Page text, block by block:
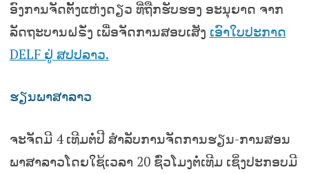
ອົງການຈັດຕັ້ງແຫ່ງດຽວ ທີ່ຖືກຮັບຮອງ ອະນຸຍາດ ຈາກ
ລັດຖະບານຝຣັ່ງ ເພື່ອຈັດການສອບເສັງ ເອົາໃບປະກາດ
DELF ຢູ່ ສປປລາວ.
ຮຽນພາສາລາວ
ຈະຈັດມີ 4 ເທີມຕໍ່ປີ ສຳລັບການຈັດການຮຽນ-ການສອນ
ພາສາລາວໂດຍໃຊ້ເວລາ 20 ຊົ່ວໂມງຕໍ່ເທີມ ເຊິ່ງປະກອບມີ